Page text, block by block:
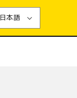
日本語